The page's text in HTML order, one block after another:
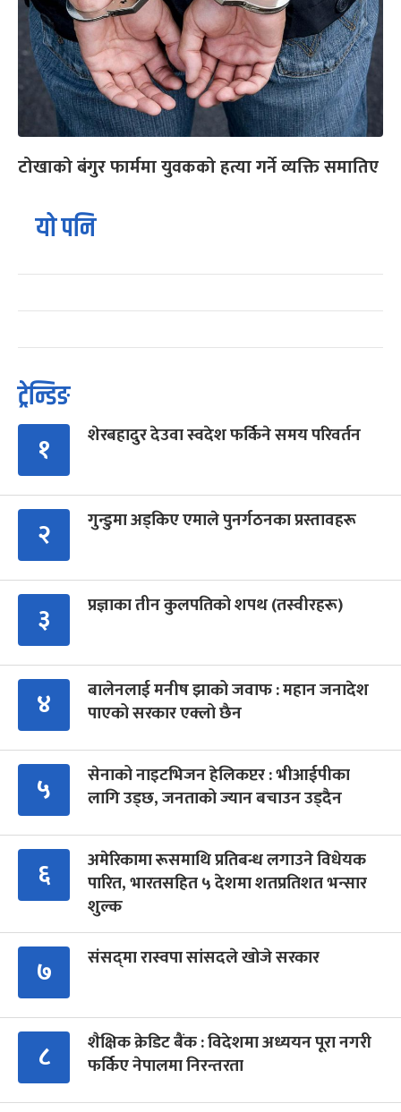
टोखाको बंगुर फार्ममा युवकको हत्या गर्ने व्यक्ति समातिए
यो पनि
ट्रेन्डिङ
१ शेरबहादुर देउवा स्वदेश फर्किने समय परिवर्तन
२ गुन्डुमा अड्किए एमाले पुनर्गठनका प्रस्तावहरू
३ प्रज्ञाका तीन कुलपतिको शपथ (तस्वीरहरू)
४
बालेनलाई मनीष झाको जवाफ : महान जनादेश
पाएको सरकार एक्लो छैन
५
सेनाको नाइटभिजन हेलिकप्टर : भीआईपीका
लागि उड्छ, जनताको ज्यान बचाउन उड्दैन
६
अमेरिकामा रूसमाथि प्रतिबन्ध लगाउने विधेयक
पारित, भारतसहित ५ देशमा शतप्रतिशत भन्सार
शुल्क
७ संसद्‍मा रास्वपा सांसदले खोजे सरकार
८
शैक्षिक क्रेडिट बैंक : विदेशमा अध्ययन पूरा नगरी
फर्किए नेपालमा निरन्तरता